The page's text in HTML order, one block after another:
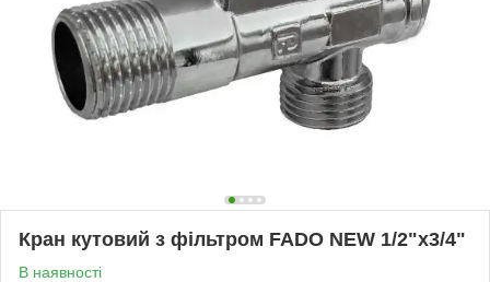
Кран кутовий з фільтром FADO NEW 1/2"х3/4"
В наявності